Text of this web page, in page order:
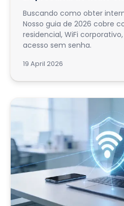
Buscando como obter
Nosso guia de 2026 cobre
residencial, WiFi
acesso sem senha.
19 April 2026